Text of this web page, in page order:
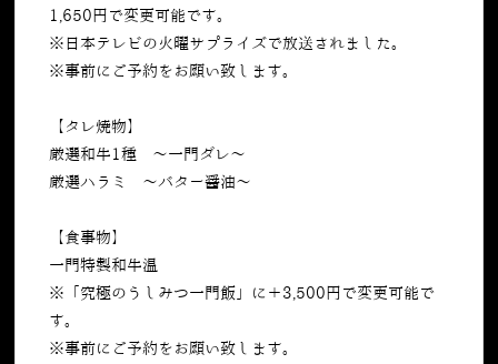
1,650円で変更可能です。
※日本テレビの火曜サプライズで放送されました。
※事前にご予約をお願い致します。
【タレ焼物】
厳選和牛1種 ～一門ダレ～
厳選ハラミ 〜バター醤油～
【食事物】
一門特製和牛温麵
※「究極のうしみつ一門飯」に＋3,500円で変更可能で
す。
※事前にご予約をお願い致します。